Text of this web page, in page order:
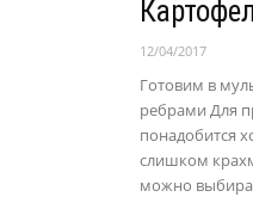
12/04/2017
Готовим в
ребрами Для
понадобится
слишком
можно